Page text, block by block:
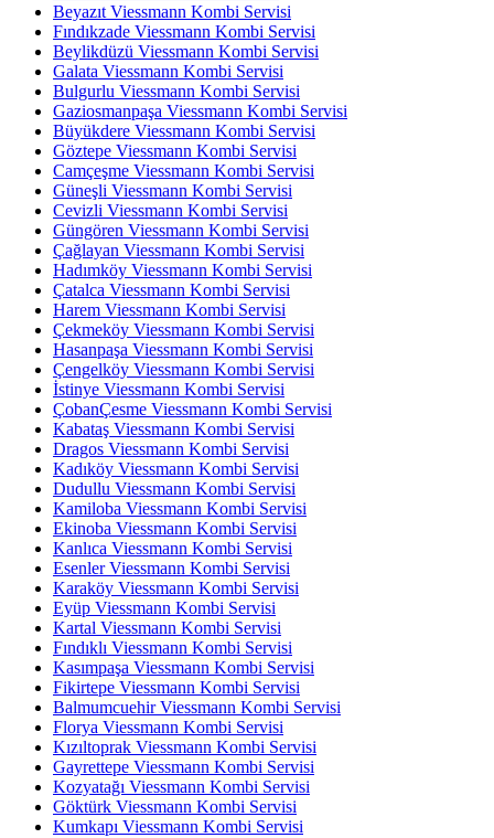
Beyazıt Viessmann Kombi Servisi
Fındıkzade Viessmann Kombi Servisi
Beylikdüzü Viessmann Kombi Servisi
Galata Viessmann Kombi Servisi
Bulgurlu Viessmann Kombi Servisi
Gaziosmanpaşa Viessmann Kombi Servisi
Büyükdere Viessmann Kombi Servisi
Göztepe Viessmann Kombi Servisi
Camçeşme Viessmann Kombi Servisi
Güneşli Viessmann Kombi Servisi
Cevizli Viessmann Kombi Servisi
Güngören Viessmann Kombi Servisi
Çağlayan Viessmann Kombi Servisi
Hadımköy Viessmann Kombi Servisi
Çatalca Viessmann Kombi Servisi
Harem Viessmann Kombi Servisi
Çekmeköy Viessmann Kombi Servisi
Hasanpaşa Viessmann Kombi Servisi
Çengelköy Viessmann Kombi Servisi
İstinye Viessmann Kombi Servisi
ÇobanÇesme Viessmann Kombi Servisi
Kabataş Viessmann Kombi Servisi
Dragos Viessmann Kombi Servisi
Kadıköy Viessmann Kombi Servisi
Dudullu Viessmann Kombi Servisi
Kamiloba Viessmann Kombi Servisi
Ekinoba Viessmann Kombi Servisi
Kanlıca Viessmann Kombi Servisi
Esenler Viessmann Kombi Servisi
Karaköy Viessmann Kombi Servisi
Eyüp Viessmann Kombi Servisi
Kartal Viessmann Kombi Servisi
Fındıklı Viessmann Kombi Servisi
Kasımpaşa Viessmann Kombi Servisi
Fikirtepe Viessmann Kombi Servisi
Balmumcuehir Viessmann Kombi Servisi
Florya Viessmann Kombi Servisi
Kızıltoprak Viessmann Kombi Servisi
Gayrettepe Viessmann Kombi Servisi
Kozyatağı Viessmann Kombi Servisi
Göktürk Viessmann Kombi Servisi
Kumkapı Viessmann Kombi Servisi